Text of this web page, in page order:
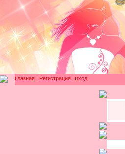
Главная | Регистрация | Вход